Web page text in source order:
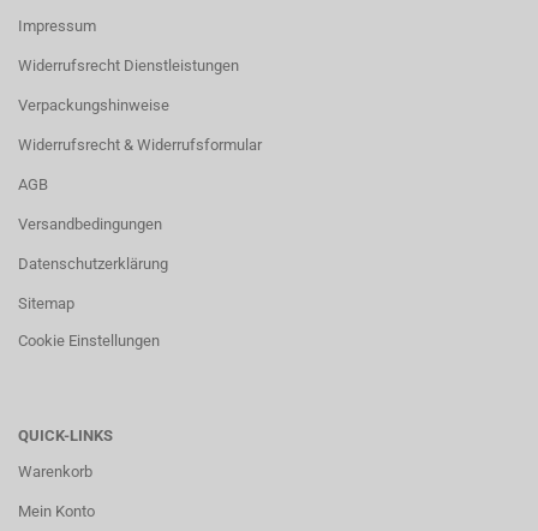
Impressum
Widerrufsrecht Dienstleistungen
Verpackungshinweise
Widerrufsrecht & Widerrufsformular
AGB
Versandbedingungen
Datenschutzerklärung
Sitemap
Cookie Einstellungen
QUICK-LINKS
Warenkorb
Mein Konto